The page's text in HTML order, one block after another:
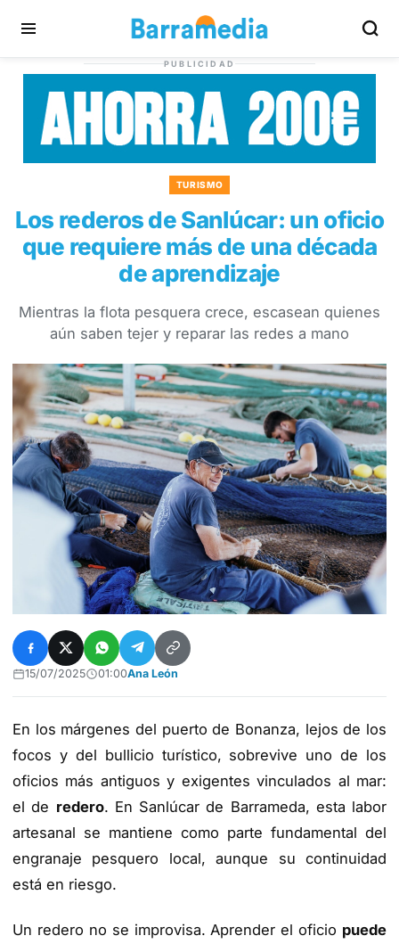
PUBLICIDAD
TURISMO
Los rederos de Sanlúcar: un oficio
que requiere más de una década
de aprendizaje
Mientras la flota pesquera crece, escasean quienes
aún saben tejer y reparar las redes a mano
15/07/2025 01:00Ana León
En los márgenes del puerto de Bonanza, lejos de los
focos y del bullicio turístico, sobrevive uno de los
oficios más antiguos y exigentes vinculados al mar:
el de redero. En Sanlúcar de Barrameda, esta labor
artesanal se mantiene como parte fundamental del
engranaje pesquero local, aunque su continuidad
está en riesgo.
Un redero no se improvisa. Aprender el oficio puede